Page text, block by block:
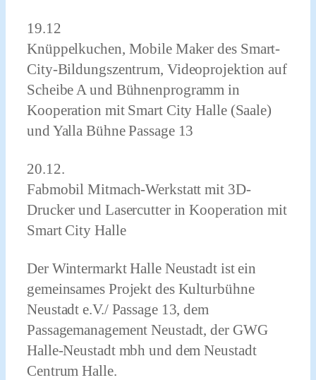
19.12
Knüppelkuchen, Mobile Maker des Smart-
City-Bildungszentrum, Videoprojektion auf
Scheibe A und Bühnenprogramm in
Kooperation mit Smart City Halle (Saale)
und Yalla Bühne Passage 13
20.12.
Fabmobil Mitmach-Werkstatt mit 3D-
Drucker und Lasercutter in Kooperation mit
Smart City Halle
Der Wintermarkt Halle Neustadt ist ein
gemeinsames Projekt des Kulturbühne
Neustadt e.V./ Passage 13, dem
Passagemanagement Neustadt, der GWG
Halle-Neustadt mbh und dem Neustadt
Centrum Halle.